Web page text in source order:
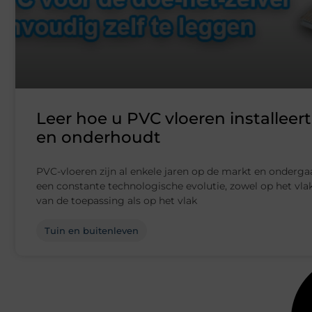
Leer hoe u PVC vloeren installeert
en onderhoudt
PVC-vloeren zijn al enkele jaren op de markt en
een constante technologische evolutie, zowel op het
van de toepassing als op het vlak
Tuin en buitenleven